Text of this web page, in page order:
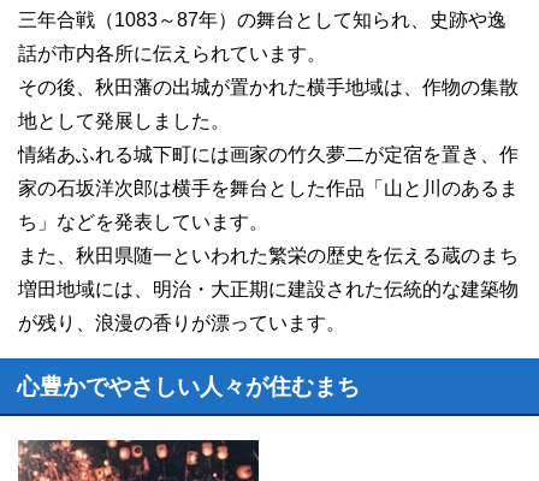
三年合戦（1083～87年）の舞台として知られ、史跡や逸
話が市内各所に伝えられています。
その後、秋田藩の出城が置かれた横手地域は、作物の集散
地として発展しました。
情緒あふれる城下町には画家の竹久夢二が定宿を置き、作
家の石坂洋次郎は横手を舞台とした作品「山と川のあるま
ち」などを発表しています。
また、秋田県随一といわれた繁栄の歴史を伝える蔵のまち
増田地域には、明治・大正期に建設された伝統的な建築物
が残り、浪漫の香りが漂っています。
心豊かでやさしい人々が住むまち